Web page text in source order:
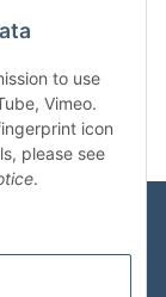
to use
Vimeo.
icon
please see
.